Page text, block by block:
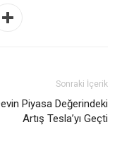
Sonraki İçerik
Piyasa Değerindeki
Artış Tesla’yı Geçti